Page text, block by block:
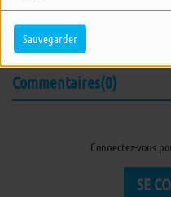
Sauvegarder
Interview de l'artiste STAV
Ile.
Commentaires(0)
Connectez-vous
SE